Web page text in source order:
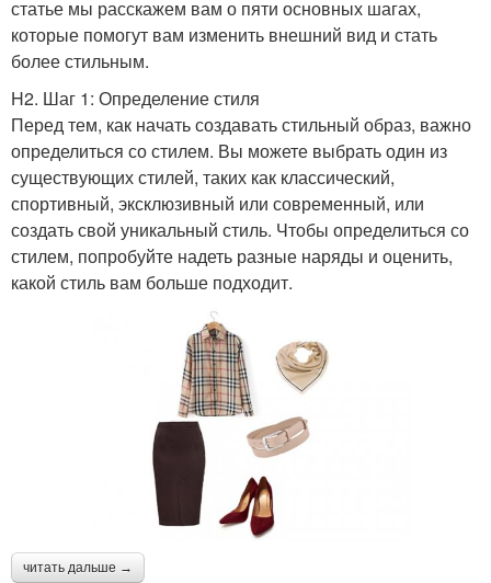
статье мы расскажем вам о пяти основных шагах,
которые помогут вам изменить внешний вид и стать
более стильным.
H2. Шаг 1: Определение стиля
Перед тем, как начать создавать стильный образ, важно
определиться со стилем. Вы можете выбрать один из
существующих стилей, таких как классический,
спортивный, эксклюзивный или современный, или
создать свой уникальный стиль. Чтобы определиться со
стилем, попробуйте надеть разные наряды и оценить,
какой стиль вам больше подходит.
читать дальше →